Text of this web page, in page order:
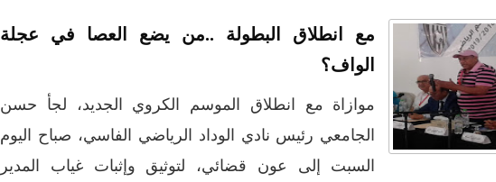
مع انطلاق البطولة ..من يضع العصا في عجلة
الواف؟
موازاة مع انطلاق الموسم الكروي الجديد، لجأ حسن
الجامعي رئيس نادي الوداد الرياضي الفاسي، صباح اليوم
السبت إلى عون قضائي، لتوثيق وإثبات غياب المدير